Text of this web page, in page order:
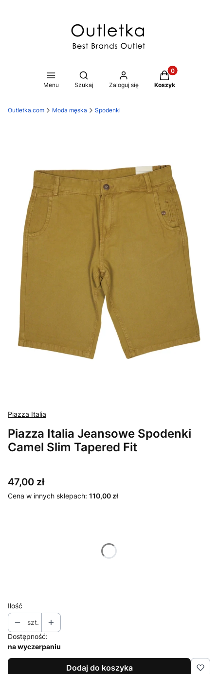
Menu
Otwórz wyszukiwarkę
Szukaj Zaloguj się
Produkty w
Koszyk
Outletka.com Moda męska Spodenki
Piazza Italia
Piazza Italia Jeansowe Spodenki
Camel Slim Tapered Fit
Cena
47,00 zł
Cena w innych sklepach: 110,00 zł
Ilość
szt.
Dostępność:
na wyczerpaniu
Dodaj do koszyka